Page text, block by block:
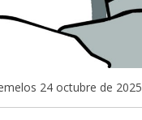
24 octubre de 2025